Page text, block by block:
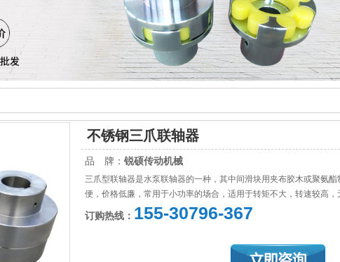
不锈钢三爪联轴器
品 牌： 锐硕传动机械
三爪型联轴器是水泵联轴器的一种，其中间滑块用夹布胶木或聚氨
便，价格低廉，常用于小功率的场合，适用于转矩不大，转速较高，
订购热线： 155-30796-367